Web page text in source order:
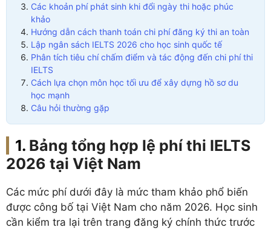
Các khoản phí phát sinh khi đổi ngày thi hoặc phúc
khảo
Hướng dẫn cách thanh toán chi phí đăng ký thi an toàn
Lập ngân sách IELTS 2026 cho học sinh quốc tế
Phân tích tiêu chí chấm điểm và tác động đến chi phí thi
IELTS
Cách lựa chọn môn học tối ưu để xây dựng hồ sơ du
học mạnh
Câu hỏi thường gặp
Bảng tổng hợp lệ phí thi IELTS
2026 tại Việt Nam
Các mức phí dưới đây là mức tham khảo phổ biến
được công bố tại Việt Nam cho năm 2026. Học sinh
cần kiểm tra lại trên trang đăng ký chính thức trước